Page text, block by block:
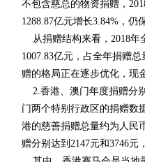
第05版
第06版
不包含慈总的物资捐赠，
1288.87亿元增长3.84%，仍
从捐赠结构来看，2018年
1007.83亿元，占全年捐赠
赠的格局正在逐步优化，现
2.香港、澳门年度捐赠分
门两个特别行政区的捐赠数
港的慈善捐赠总量约为人民
赠分别达到2147元和3746元